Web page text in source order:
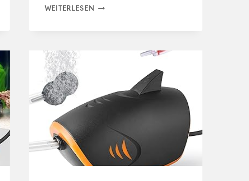
WEITERLESEN FEDOUR
LUFTPUMPE,
1
AUSGÄNGE-